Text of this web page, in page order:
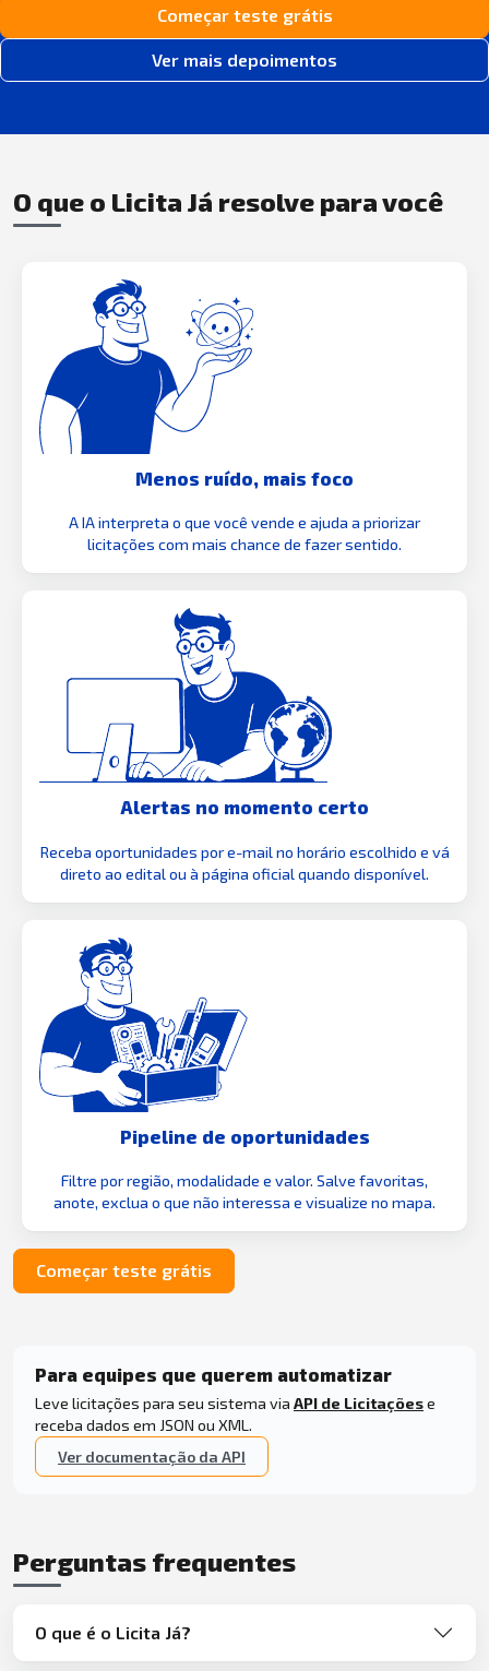
Começar teste grátis
Ver mais depoimentos
O que o Licita Já resolve para você
Menos ruído, mais foco
A IA interpreta o que você vende e ajuda a priorizar
licitações com mais chance de fazer sentido.
Alertas no momento certo
Receba oportunidades por e-mail no horário escolhido e vá
direto ao edital ou à página oficial quando disponível.
Pipeline de oportunidades
Filtre por região, modalidade e valor. Salve favoritas,
anote, exclua o que não interessa e visualize no mapa.
Começar teste grátis
Para equipes que querem automatizar
Leve licitações para seu sistema via API de Licitaçõese
receba dados em JSON ou XML.
Ver documentação da API
Perguntas frequentes
O que é o Licita Já?